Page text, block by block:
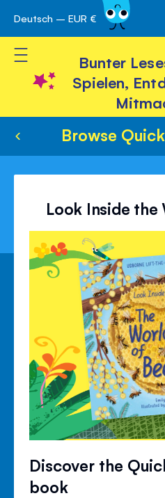
Skip
to
Content
Deutsch – EUR €
Toggle Nav
Bunter
Spielen,
Browse
Look Inside the
Discover the
book